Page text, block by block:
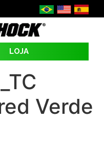
LOJA
Verde